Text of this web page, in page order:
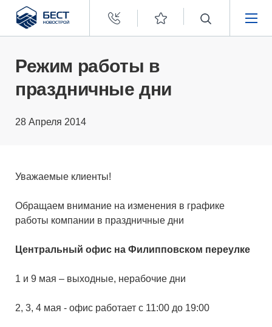
Бест
Новострой
ПОКУПАТЕЛЯМ
ЗАСТРОЙЩИКАМ
Режим работы в
праздничные дни
28 Апреля 2014
Уважаемые клиенты!
Обращаем внимание на изменения в графике
работы компании в праздничные дни
Центральный офис на Филипповском переулке
1 и 9 мая – выходные, нерабочие дни
2, 3, 4 мая - офис работает с 11:00 до 19:00